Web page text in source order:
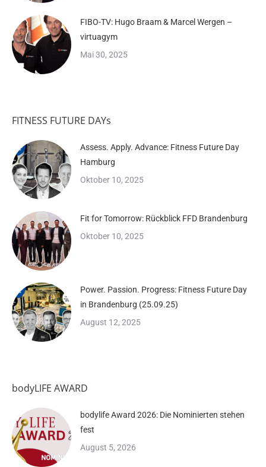
FIBO-TV: Hugo Braam & Marcel Wergen –
virtuagym
Mai 30, 2025
FITNESS FUTURE DAYs
Assess. Apply. Advance: Fitness Future Day
Hamburg
Oktober 10, 2025
Fit for Tomorrow: Rückblick FFD Brandenburg
Oktober 10, 2025
Power. Passion. Progress: Fitness Future Day
in Brandenburg (25.09.25)
August 12, 2025
bodyLIFE AWARD
bodylife Award 2026: Die Nominierten stehen
fest
August 5, 2026